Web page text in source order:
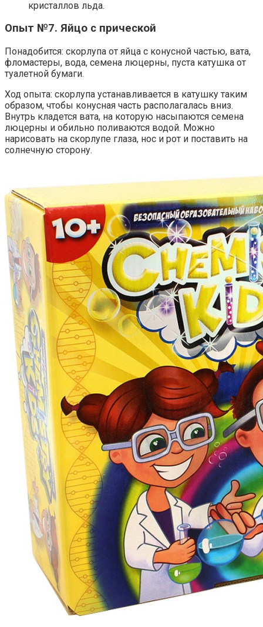
кристаллов льда.
Опыт №7. Яйцо с прической
Понадобится: скорлупа от яйца с конусной частью, вата,
фломастеры, вода, семена люцерны, пуста катушка от
туалетной бумаги.
Ход опыта: скорлупа устанавливается в катушку таким
образом, чтобы конусная часть располагалась вниз.
Внутрь кладется вата, на которую насыпаются семена
люцерны и обильно поливаются водой. Можно
нарисовать на скорлупе глаза, нос и рот и поставить на
солнечную сторону.